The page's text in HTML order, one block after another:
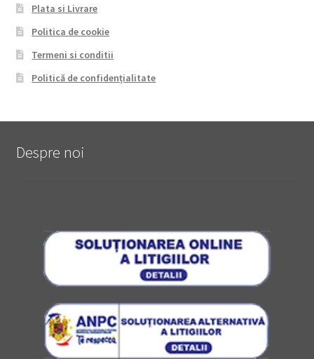
Plata si Livrare
Politica de cookie
Termeni si conditii
Politică de confidențialitate
Despre noi